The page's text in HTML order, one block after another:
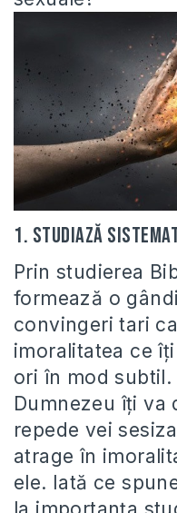
1. Studiază
Prin studierea
formează o
convingeri tari
imoralitatea ce
ori în mod
Dumnezeu îţi va
repede vei
atrage în
ele. Iată ce